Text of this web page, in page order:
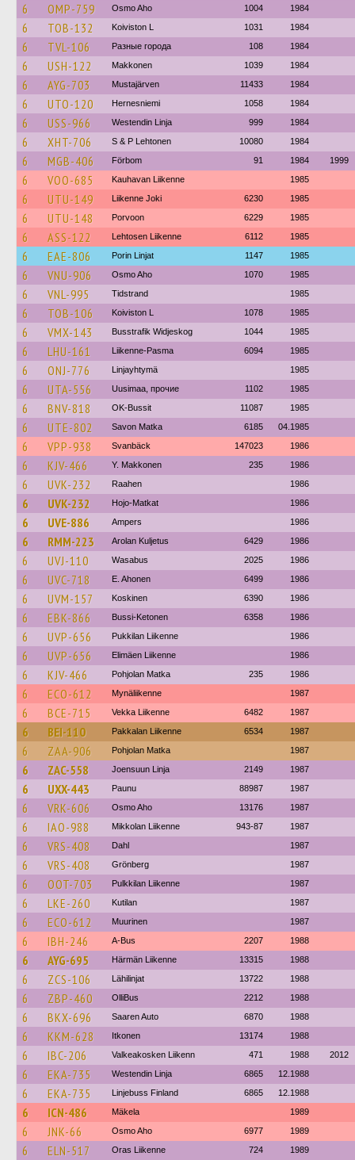
6 OMP-759 Osmo Aho 1004 1984
6 TOB-132 Koiviston L 1031 1984
6 TVL-106 Разные города 108 1984
6 USH-122 Makkonen 1039 1984
6 AYG-703 Mustajärven 11433 1984
6 UTO-120 Hernesniemi 1058 1984
6 USS-966 Westendin Linja 999 1984
6 XHT-706 S & P Lehtonen 10080 1984
6 MGB-406 Förbom 91 1984 1999
6 VOO-685 Kauhavan Liikenne 1985
6 UTU-149 Liikenne Joki 6230 1985
6 UTU-148 Porvoon 6229 1985
6 ASS-122 Lehtosen Liikenne 6112 1985
6 EAE-806 Porin Linjat 1147 1985
6 VNU-906 Osmo Aho 1070 1985
6 VNL-995 Tidstrand 1985
6 TOB-106 Koiviston L 1078 1985
6 VMX-143 Busstrafik Widjeskog 1044 1985
6 LHU-161 Liikenne-Pasma 6094 1985
6 ONJ-776 Linjayhtymä 1985
6 UTA-556 Uusimaa, прочие 1102 1985
6 BNV-818 OK-Bussit 11087 1985
6 UTE-802 Savon Matka 6185 04.1985
6 VPP-938 Svanbäck 147023 1986
6 KJV-466 Y. Makkonen 235 1986
6 UVK-232 Raahen 1986
6 UVK-232 Hojo-Matkat 1986
6 UVE-886 Ampers 1986
6 RMM-223 Arolan Kuljetus 6429 1986
6 UVJ-110 Wasabus 2025 1986
6 UVC-718 E. Ahonen 6499 1986
6 UVM-157 Koskinen 6390 1986
6 EBK-866 Bussi-Ketonen 6358 1986
6 UVP-656 Pukkilan Liikenne 1986
6 UVP-656 Elimäen Liikenne 1986
6 KJV-466 Pohjolan Matka 235 1986
6 ECO-612 Mynäliikenne 1987
6 BCE-715 Vekka Liikenne 6482 1987
6 BEI-110 Pakkalan Liikenne 6534 1987
6 ZAA-906 Pohjolan Matka 1987
6 ZAC-558 Joensuun Linja 2149 1987
6 UXX-443 Paunu 88987 1987
6 VRK-606 Osmo Aho 13176 1987
6 IAO-988 Mikkolan Liikenne 943-87 1987
6 VRS-408 Dahl 1987
6 VRS-408 Grönberg 1987
6 OOT-703 Pulkkilan Liikenne 1987
6 LKE-260 Kutilan 1987
6 ECO-612 Muurinen 1987
6 IBH-246 A-Bus 2207 1988
6 AYG-695 Härmän Liikenne 13315 1988
6 ZCS-106 Lähilinjat 13722 1988
6 ZBP-460 OlliBus 2212 1988
6 BKX-696 Saaren Auto 6870 1988
6 KKM-628 Itkonen 13174 1988
6 IBC-206 Valkeakosken Liikenn 471 1988 2012
6 EKA-735 Westendin Linja 6865 12.1988
6 EKA-735 Linjebuss Finland 6865 12.1988
6 ICN-486 Mäkela 1989
6 JNK-66 Osmo Aho 6977 1989
6 ELN-517 Oras Liikenne 724 1989